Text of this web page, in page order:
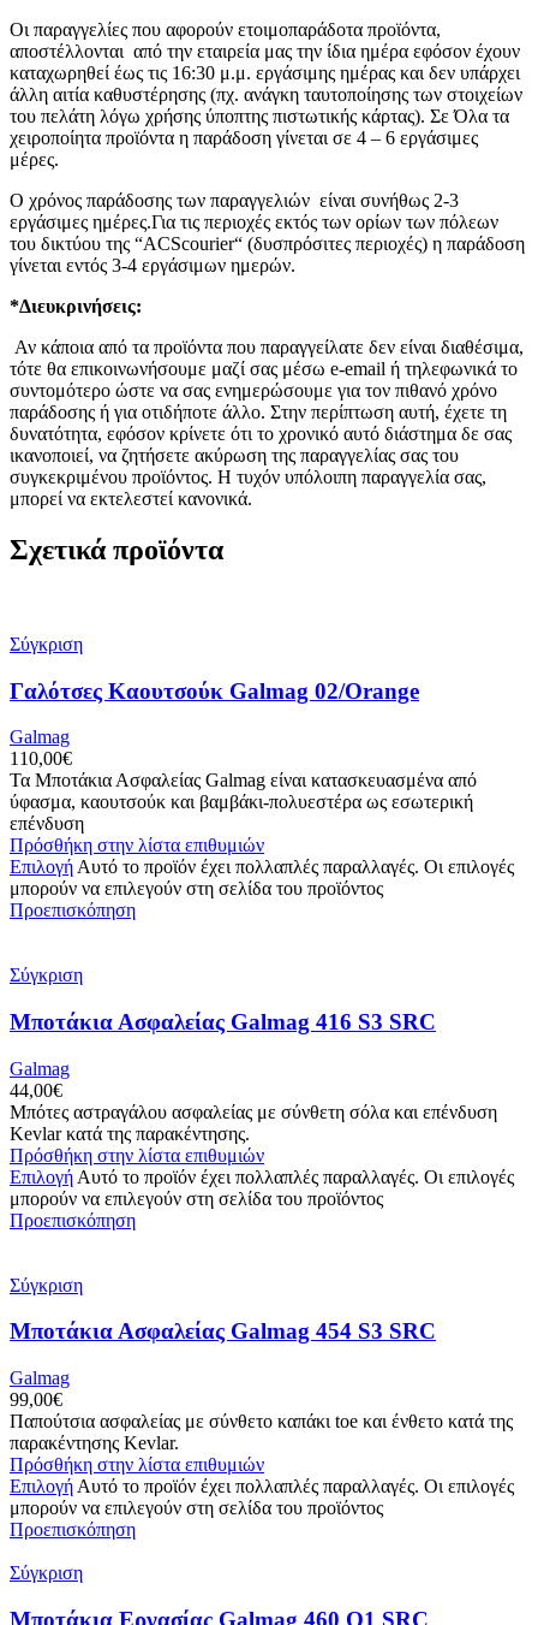
Οι παραγγελίες που αφορούν ετοιμοπαράδοτα προϊόντα,
αποστέλλονται από την εταιρεία μας την ίδια ημέρα εφόσον έχουν
καταχωρηθεί έως τις 16:30 μ.μ. εργάσιμης ημέρας και δεν υπάρχει
άλλη αιτία καθυστέρησης (πχ. ανάγκη ταυτοποίησης των στοιχείων
του πελάτη λόγω χρήσης ύποπτης πιστωτικής κάρτας). Σε Όλα τα
χειροποίητα προϊόντα η παράδοση γίνεται σε 4 – 6 εργάσιμες
μέρες.
Ο χρόνος παράδοσης των παραγγελιών είναι συνήθως 2-3
εργάσιμες ημέρες.Για τις περιοχές εκτός των ορίων των πόλεων
του δικτύου της “ACScourier“ (δυσπρόσιτες περιοχές) η παράδοση
γίνεται εντός 3-4 εργάσιμων ημερών.
*Διευκρινήσεις:
Αν κάποια από τα προϊόντα που παραγγείλατε δεν είναι διαθέσιμα,
τότε θα επικοινωνήσουμε μαζί σας μέσω e-email ή τηλεφωνικά το
συντομότερο ώστε να σας ενημερώσουμε για τον πιθανό χρόνο
παράδοσης ή για οτιδήποτε άλλο. Στην περίπτωση αυτή, έχετε τη
δυνατότητα, εφόσον κρίνετε ότι το χρονικό αυτό διάστημα δε σας
ικανοποιεί, να ζητήσετε ακύρωση της παραγγελίας σας του
συγκεκριμένου προϊόντος. Η τυχόν υπόλοιπη παραγγελία σας,
μπορεί να εκτελεστεί κανονικά.
Σχετικά προϊόντα
Σύγκριση
Γαλότσες Καουτσούκ Galmag 02/Orange
Galmag
110,00€
Τα Μποτάκια Ασφαλείας Galmag είναι κατασκευασμένα από
ύφασμα, καουτσούκ και βαμβάκι-πολυεστέρα ως εσωτερική
επένδυση
Πρόσθήκη στην λίστα επιθυμιών
Επιλογή Αυτό το προϊόν έχει πολλαπλές παραλλαγές. Οι επιλογές
μπορούν να επιλεγούν στη σελίδα του προϊόντος
Προεπισκόπηση
Σύγκριση
Μποτάκια Ασφαλείας Galmag 416 S3 SRC
Galmag
44,00€
Μπότες αστραγάλου ασφαλείας με σύνθετη σόλα και επένδυση
Kevlar κατά της παρακέντησης.
Πρόσθήκη στην λίστα επιθυμιών
Επιλογή Αυτό το προϊόν έχει πολλαπλές παραλλαγές. Οι επιλογές
μπορούν να επιλεγούν στη σελίδα του προϊόντος
Προεπισκόπηση
Σύγκριση
Μποτάκια Ασφαλείας Galmag 454 S3 SRC
Galmag
99,00€
Παπούτσια ασφαλείας με σύνθετο καπάκι toe και ένθετο κατά της
παρακέντησης Kevlar.
Πρόσθήκη στην λίστα επιθυμιών
Επιλογή Αυτό το προϊόν έχει πολλαπλές παραλλαγές. Οι επιλογές
μπορούν να επιλεγούν στη σελίδα του προϊόντος
Προεπισκόπηση
Σύγκριση
Μποτάκια Εργασίας Galmag 460 O1 SRC